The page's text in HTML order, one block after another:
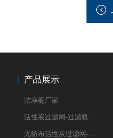
产品展示
洁净棚厂家
活性炭过滤网-过滤机